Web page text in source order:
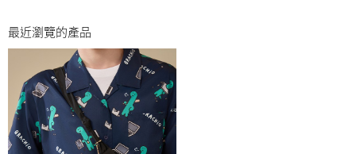
最近瀏覽的產品